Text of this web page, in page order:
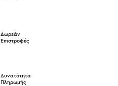
Δωρεάν
Επιστροφές
Δυνατότητα
Πληρωμής